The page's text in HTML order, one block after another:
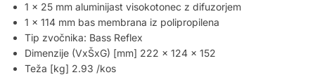
1 x 25 mm aluminijast visokotonec z difuzorjem
1 x 114 mm bas membrana iz polipropilena
Tip zvočnika: Bass Reflex
Dimenzije (VxŠxG) [mm] 222 x 124 x 152
Teža [kg] 2.93 /kos